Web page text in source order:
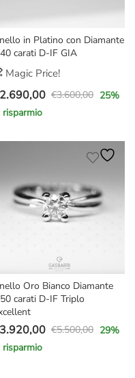
in Platino con Diamante
carati D-IF GIA
Magic Price!
€3.600,00
2.690,00 25%
risparmio
Oro Bianco Diamante
carati D-IF Triplo
€5.500,00
3.920,00 29%
risparmio